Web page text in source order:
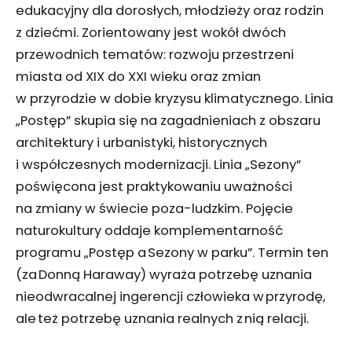
edukacyjny dla dorosłych, młodzieży oraz rodzin
z dziećmi. Zorientowany jest wokół dwóch
przewodnich tematów: rozwoju przestrzeni
miasta od XIX do XXI wieku oraz zmian
w przyrodzie w dobie kryzysu klimatycznego. Linia
„Postęp” skupia się na zagadnieniach z obszaru
architektury i urbanistyki, historycznych
i współczesnych modernizacji. Linia „Sezony”
poświęcona jest praktykowaniu uważności
na zmiany w świecie poza-ludzkim. Pojęcie
naturokultury oddaje komplementarność
programu „Postęp a Sezony w parku”. Termin ten
(za Donną Haraway) wyraża potrzebę uznania
nieodwracalnej ingerencji człowieka w przyrodę,
ale też potrzebę uznania realnych z nią relacji.